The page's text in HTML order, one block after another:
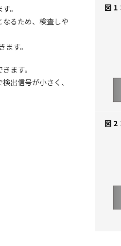
。
るため、検査しや
す。
ます。
出信号が小さく、